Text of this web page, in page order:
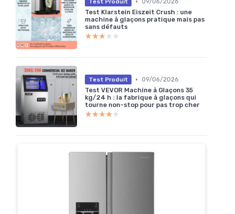
Test Klarstein Eiszeit Crush : une
machine à glaçons pratique mais pas
sans défauts
★★★★★
★★★★★
Test Produit • 09/06/2026
Test VEVOR Machine à Glaçons 35
kg/24 h : la fabrique à glaçons qui
tourne non-stop pour pas trop cher
★★★★★
★★★★★